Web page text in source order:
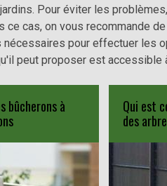
Pour éviter les
ce cas, on vous recommande
pour effectuer les
peut proposer est accessible
bûcherons à
Qui est
des